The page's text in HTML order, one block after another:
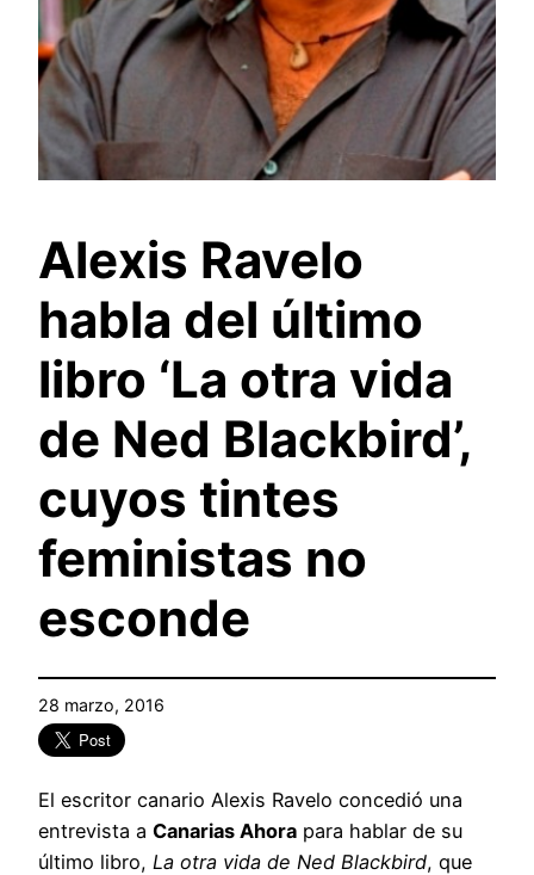
Alexis Ravelo
habla del último
libro ‘La otra vida
de Ned Blackbird’,
cuyos tintes
feministas no
esconde
28 marzo, 2016
El escritor canario Alexis Ravelo concedió una
entrevista a Canarias Ahora para hablar de su
último libro, La otra vida de Ned Blackbird, que